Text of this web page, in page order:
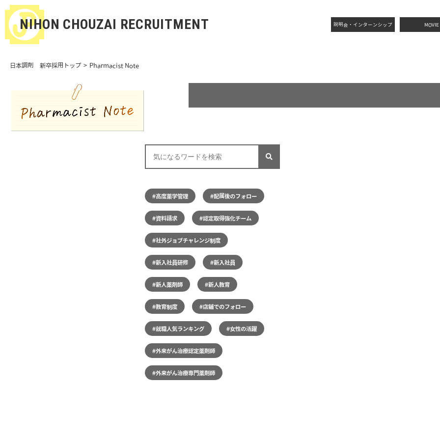
NIHON CHOUZAI RECRUITMENT 説明会・インターンシップ MOVIE
日本調剤 新卒採用トップ Pharmacist Note
#高度薬学管理 #配属後のフォロー
#資料請求 #認定取得強化チーム
#社外ジョブチャレンジ制度
#新入社員研修 #新入社員
#新人薬剤師 #新人教育
#教育制度 #店舗でのフォロー
#就職人気ランキング #女性の活躍
#外来がん治療認定薬剤師
#外来がん治療専門薬剤師